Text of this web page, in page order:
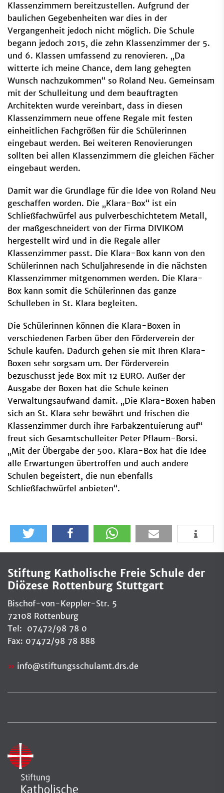
Klassenzimmern bereitzustellen. Aufgrund der
baulichen Gegebenheiten war dies in der
Vergangenheit jedoch nicht möglich. Die Schule
begann jedoch 2015, die zehn Klassenzimmer der 5.
und 6. Klassen umfassend zu renovieren. „Da
witterte ich meine Chance, dem lang gehegten
Wunsch nachzukommen“ so Roland Neu. Gemeinsam
mit der Schulleitung und dem beauftragten
Architekten wurde vereinbart, dass in diesen
Klassenzimmern neue offene Regale mit festen
einheitlichen Fachgrößen für die Schülerinnen
eingebaut werden. Bei weiteren Renovierungen
sollten bei allen Klassenzimmern die gleichen Fächer
eingebaut werden.
Damit war die Grundlage für die Idee von Roland Neu
geschaffen worden. Die „Klara-Box“ ist ein
Schließfachwürfel aus pulverbeschichtetem Metall,
der maßgeschneidert von der Firma DIVIKOM
hergestellt wird und in die Regale aller
Klassenzimmer passt. Die Klara-Box kann von den
Schülerinnen nach Schuljahresende in die nächsten
Klassenzimmer mitgenommen werden. Die Klara-
Box kann somit die Schülerinnen das ganze
Schulleben in St. Klara begleiten.
Die Schülerinnen können die Klara-Boxen in
verschiedenen Farben über den Förderverein der
Schule kaufen. Dadurch gehen sie mit Ihren Klara-
Boxen sehr sorgsam um. Der Förderverein
bezuschusst jede Box mit 12 EURO. Außer der
Ausgabe der Boxen hat die Schule keinen
Verwaltungsaufwand damit. „Die Klara-Boxen haben
sich an St. Klara sehr bewährt und frischen die
Klassenzimmer durch ihre Farbakzentuierung auf“
freut sich Gesamtschulleiter Peter Pflaum-Borsi.
„Mit der Übergabe der 500. Klara-Box hat die Idee
alle Erwartungen übertroffen und auch andere
Schulen begeistert, die nun ebenfalls
Schließfachwürfel anbieten“.
Stiftung Katholische Freie Schule der
Diözese Rottenburg Stuttgart
Bischof-von-Keppler-Str. 5
72108 Rottenburg
Tel: 07472/98 78 0
Fax: 07472/98 78 888
info@stiftungsschulamt.drs.de